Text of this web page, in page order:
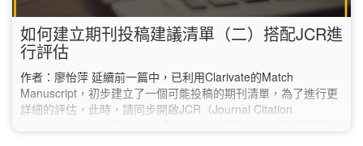
如何建立期刊投稿建議清單（二）搭配JCR進
行評估
作者：廖怡萍 延續前一篇中，已利用Clarivate的Match
Manuscript，初步建立了一個可能投稿的期刊清單，為了進行更
詳細的評估，此時，請同步開啟JCR（Journal Citation